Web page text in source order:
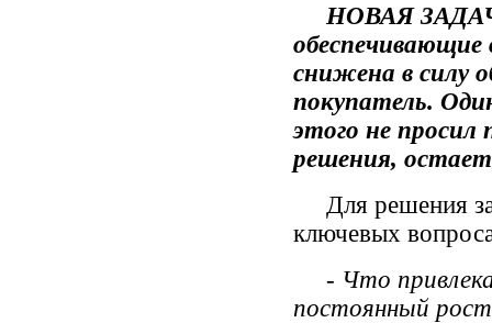
НОВАЯ ЗАДАЧА:
снижена в силу
покупатель.
этого не
решения,
Для решения
ключевых
- Что
постоянный